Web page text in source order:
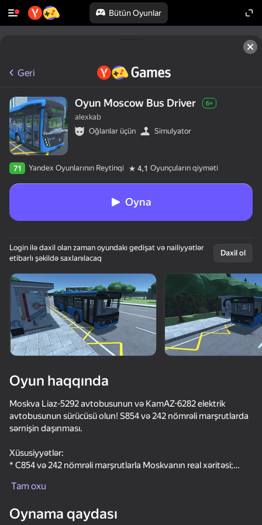
Bütün Oyunlar
Cihazı döndərin
Oyun yalnız üfüqi
rejimdə işləyir
Obby but You're on a Bike
Cool Cars Run 3D
Yüklənir
Geri
Oyun Moscow Bus Driver 6+
alexkab
Oğlanlar üçün
Simulyator
71 Yandex Oyunlarının Reytinqi 4,1 Oyunçuların qiyməti
Oyna
Login ilə daxil olan zaman oyundakı gedişat və nailiyyətlər
etibarlı şəkildə saxlanılacaq
Daxil ol
Oyun haqqında
Moskva Liaz-5292 avtobusunun və KamAZ-6282 elektrik
avtobusunun sürücüsü olun! S854 və 242 nömrəli marşrutlarda
sərnişin daşınması.
Xüsusiyyətlər:
* C854 və 242 nömrəli marşrutlarla Moskvanın real xəritəsi;
* Gündüz və gecənin dəyişməsi.
Avtobuslar:
Tam oxu
Oynama qaydası